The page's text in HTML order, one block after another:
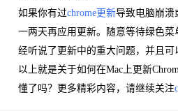
如果你有过chrome更新导致电脑崩溃
一两天再应用更新。随意等待绿色
经听说了更新中的重大问题，并且可
以上就是关于如何在Mac上更新
懂了吗？更多精彩内容，请继续关注